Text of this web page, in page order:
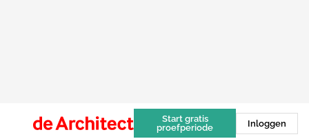
Start gratis
proefperiode
Inloggen